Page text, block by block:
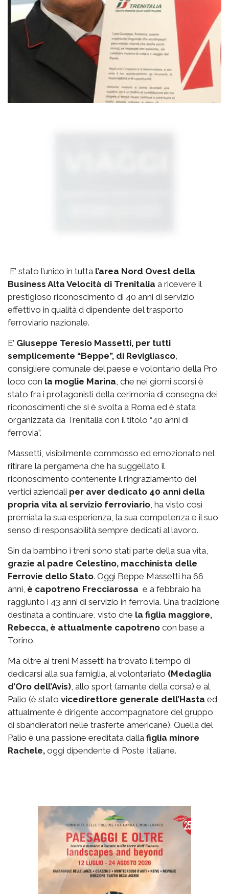
E’ stato l’unico in tutta l’area Nord Ovest della
Business Alta Velocità di Trenitalia a ricevere il
prestigioso riconoscimento di 40 anni di servizio
effettivo in qualità d dipendente del trasporto
ferroviario nazionale.
E’ Giuseppe Teresio Massetti, per tutti
semplicemente “Beppe”, di Revigliasco
consigliere comunale del paese e volontario della Pro
loco con la moglie Marina , che nei giorni scorsi è
stato fra i protagonisti della cerimonia di consegna dei
riconoscimenti che si è svolta a Roma ed è stata
organizzata da Trenitalia con il titolo “40 anni di
ferrovia”.
Massetti, visibilmente commosso ed emozionato nel
ritirare la pergamena che ha suggellato il
riconoscimento contenente il ringraziamento dei
vertici aziendali per aver dedicato 40 anni della
propria vita al servizio ferroviario , ha visto così
premiata la sua esperienza, la sua competenza e il suo
senso di responsabilità sempre dedicati al lavoro.
Sin da bambino i treni sono stati parte della sua vita,
grazie al padre Celestino, macchinista delle
Ferrovie dello Stato. Oggi Beppe Massetti ha 66
anni, è capotreno Frecciarossa e a febbraio ha
raggiunto i 43 anni di servizio in ferrovia. Una tradizione
destinata a continuare, visto che la figlia maggiore,
Rebecca, è attualmente capotreno con base a
Torino.
Ma oltre ai treni Massetti ha trovato il tempo di
dedicarsi alla sua famiglia, al volontariato (Medaglia
d’Oro dell’Avis) , allo sport (amante della corsa) e al
Palio (è stato vicedirettore generale dell’Hasta ed
attualmente è dirigente accompagnatore del gruppo
di sbandieratori nelle trasferte americane). Quella del
Palio è una passione ereditata dalla figlia minore
Rachele, oggi dipendente di Poste Italiane.